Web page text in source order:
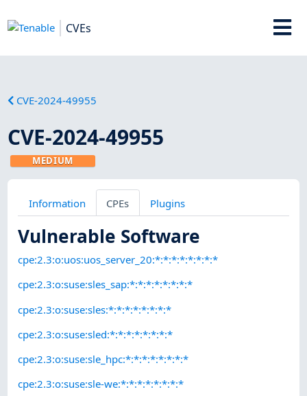
CVEs
CVE-2024-49955
CVE-2024-49955
MEDIUM
Information CPEs Plugins
Vulnerable Software
cpe:2.3:o:uos:uos_server_20:*:*:*:*:*:*:*:*
cpe:2.3:o:suse:sles_sap:*:*:*:*:*:*:*:*
cpe:2.3:o:suse:sles:*:*:*:*:*:*:*:*
cpe:2.3:o:suse:sled:*:*:*:*:*:*:*:*
cpe:2.3:o:suse:sle_hpc:*:*:*:*:*:*:*:*
cpe:2.3:o:suse:sle-we:*:*:*:*:*:*:*:*